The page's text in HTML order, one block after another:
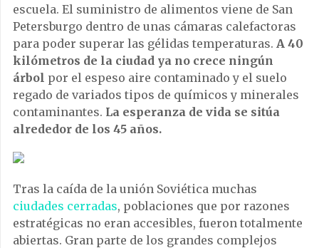
escuela. El suministro de alimentos viene de San
Petersburgo dentro de unas cámaras calefactoras
para poder superar las gélidas temperaturas. A 40
kilómetros de la ciudad ya no crece ningún
árbol por el espeso aire contaminado y el suelo
regado de variados tipos de químicos y minerales
contaminantes. La esperanza de vida se sitúa
alrededor de los 45 años.
Tras la caída de la unión Soviética muchas
ciudades cerradas, poblaciones que por razones
estratégicas no eran accesibles, fueron totalmente
abiertas. Gran parte de los grandes complejos